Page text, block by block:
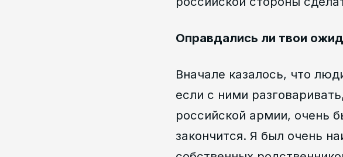
Оправдались ли твои
Вначале казалось, что
если с ними
российской армии, очень
закончится. Я был очень